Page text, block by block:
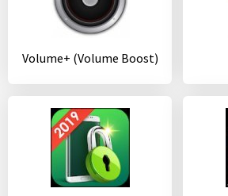
Volume+ (Volume Boost)